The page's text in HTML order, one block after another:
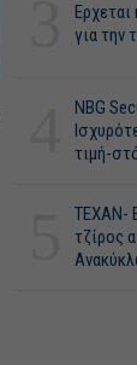
Ερχεται
για την
NBG
τιμή-
ΤΕΧΑΝ-
τζίρος